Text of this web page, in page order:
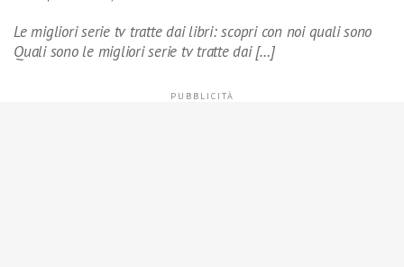
Le migliori serie tv tratte dai libri: scopri con noi quali sono
Quali sono le migliori serie tv tratte dai […]